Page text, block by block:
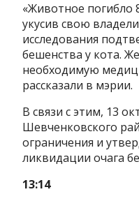
«Животное погибло
укусив свою
исследования
бешенства у кота.
необходимую
рассказали в мэрии.
В связи с этим, 13
Шевченковского
ограничения и
ликвидации очага
13:14